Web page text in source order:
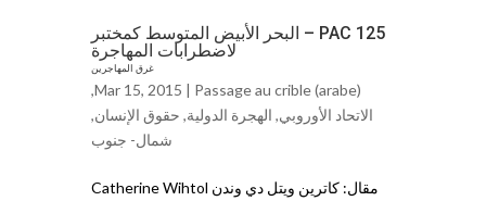
PAC 125 – البحر الأبيض المتوسط كمختبر
لاضطرابات المهاجرة
غرق المهاجرين
Mar 15, 2015 | Passage au crible (arabe)
,
الاتحاد الأوروبي, الهجرة الدولية, حقوق الإنساﻥ,
شمال- جنوب
مقال: كاترين ويتل دي وندن Catherine Wihtol